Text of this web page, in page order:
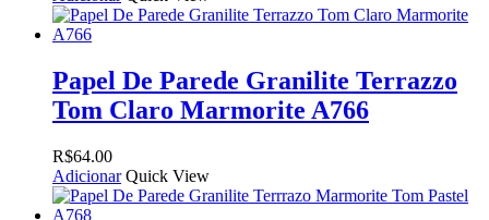
Papel De Parede Granilite Terrazzo
Tom Claro Marmorite A766
R$64.00
Adicionar Quick View